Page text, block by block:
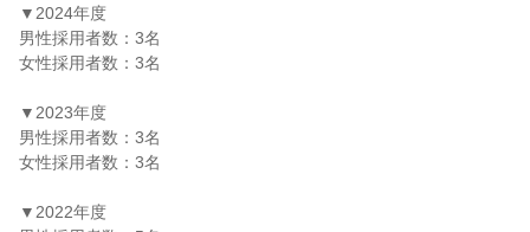
▼2024年度
男性採用者数：3名
女性採用者数：3名
▼2023年度
男性採用者数：3名
女性採用者数：3名
▼2022年度